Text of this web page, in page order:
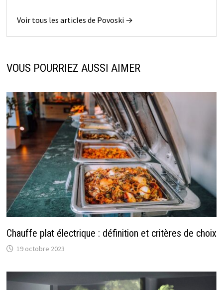
Voir tous les articles de Povoski →
VOUS POURRIEZ AUSSI AIMER
Chauffe plat électrique : définition et critères de choix
19 octobre 2023